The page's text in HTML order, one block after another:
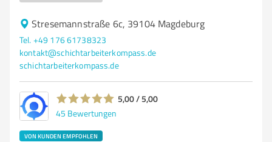
Stresemannstraße 6c, 39104 Magdeburg
Tel. +49 176 61738323
kontakt@schichtarbeiterkompass.de
schichtarbeiterkompass.de
5,00 / 5,00
45 Bewertungen
VON KUNDEN EMPFOHLEN